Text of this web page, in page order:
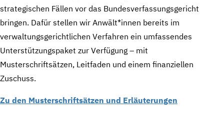
strategischen Fällen vor das Bundesverfassungsgericht
bringen. Dafür stellen wir Anwält*innen bereits im
verwaltungsgerichtlichen Verfahren ein umfassendes
Unterstützungspaket zur Verfügung – mit
Musterschriftsätzen, Leitfaden und einem finanziellen
Zuschuss.
Zu den Musterschriftsätzen und Erläuterungen